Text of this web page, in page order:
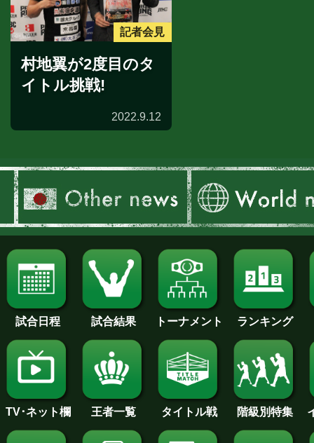
記者会見
村地翼が2度目のタ
イトル挑戦!
2022.9.12
試合日程 試合結果 トーナメント ランキング
TV･ネット欄 王者一覧 タイトル戦 階級別特集